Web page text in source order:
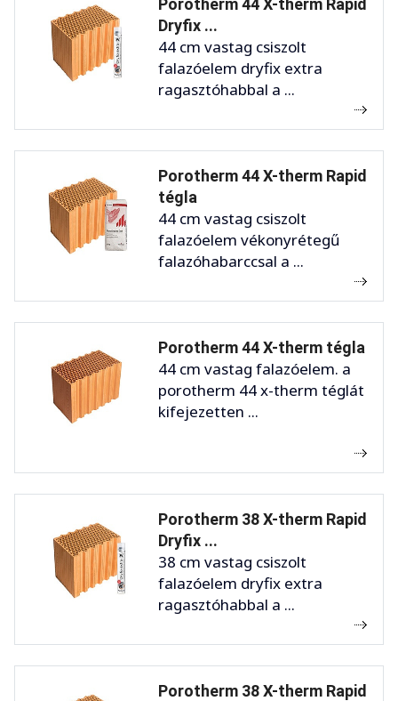
Porotherm 44 X-therm Rapid
Dryfix ...
44 cm vastag csiszolt
falazóelem dryfix extra
ragasztóhabbal a ...
Porotherm 44 X-therm Rapid
tégla
44 cm vastag csiszolt
falazóelem vékonyrétegű
falazóhabarccsal a ...
Porotherm 44 X-therm tégla
44 cm vastag falazóelem. a
porotherm 44 x-therm téglát
kifejezetten ...
Porotherm 38 X-therm Rapid
Dryfix ...
38 cm vastag csiszolt
falazóelem dryfix extra
ragasztóhabbal a ...
Porotherm 38 X-therm Rapid